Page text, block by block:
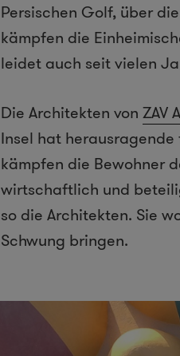
Persischen Golf, über
kämpfen die
leidet auch seit vielen
Die Architekten von ZAV
Insel hat
kämpfen die Bewohner
wirtschaftlich und
so die Architekten. Sie
Schwung bringen.